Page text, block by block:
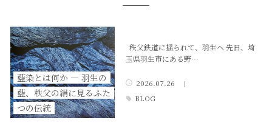
藍染とは何か ― 羽生の
藍、秩父の絹に見るふた
つの伝統
秩父鉄道に揺られて、羽生へ 先日、埼
玉県羽生市にある野…
2026.07.26
BLOG